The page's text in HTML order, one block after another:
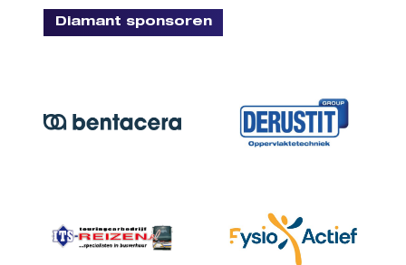
Diamant sponsoren